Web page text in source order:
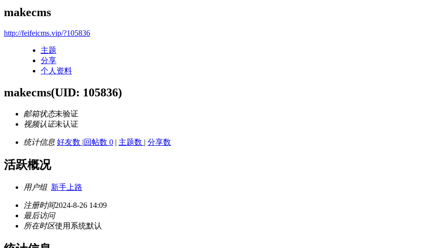
makecms
http://feifeicms.vip/?105836
主题
分享
个人资料
makecms(UID: 105836)
邮箱状态未验证
视频认证未认证
统计信息 好友数 |回帖数 0 | 主题数 | 分享数
活跃概况
用户组 新手上路
注册时间2024-8-26 14:09
最后访问
所在时区使用系统默认